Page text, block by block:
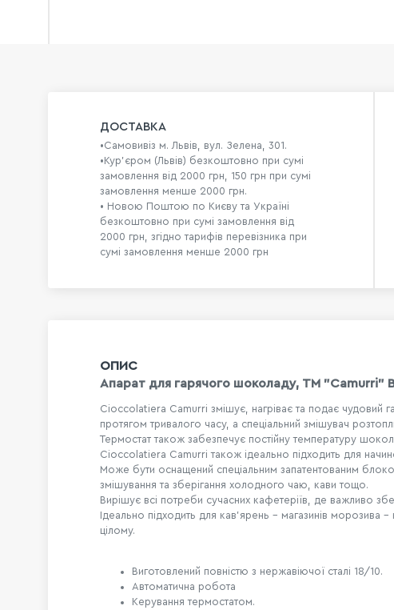
ДОСТАВКА
•Самовивіз м. Львів, вул. Зелена, 301.
•Кур'єром (Львів) безкоштовно при сумі
замовлення від 2000 грн, 150 грн при сумі
замовлення менше 2000 грн.
• Новою Поштою по Києву та Україні
безкоштовно при сумі замовлення від
2000 грн, згідно тарифів перевізника при
сумі замовлення менше 2000 грн
ОПИС
Апарат для гарячого шоколаду, TM "Camurri"
Cioccolatiera Camurri змішує, нагріває та подає чудовий
протягом тривалого часу, а спеціальний змішувач
Термостат також забезпечує постійну температуру
Cioccolatiera Camurri також ідеально підходить для
Може бути оснащений спеціальним запатентованим
змішування та зберігання холодного чаю, кави тощо.
Вирішує всі потреби сучасних кафетеріїв, де важливо
Ідеально підходить для кав’ярень – магазинів морозива
цілому.
Виготовлений повністю з нержавіючої сталі 18/10.
Автоматична робота
Керування термостатом.